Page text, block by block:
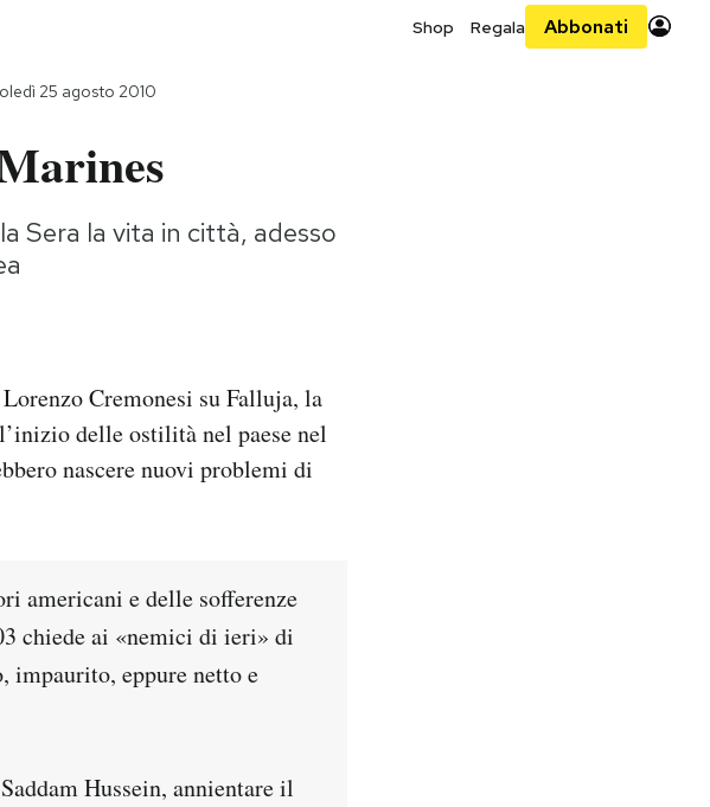
Shop Regala Abbonati
25 agosto 2010
Sera la vita in città, adesso
Cremonesi su Falluja, la
delle ostilità nel paese nel
nascere nuovi problemi di
americani e delle sofferenze
chiede ai «nemici di ieri» di
impaurito, eppure netto e
Hussein, annientare il